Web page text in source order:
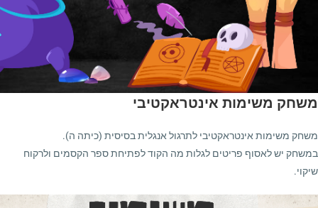
משחק משימות אינטראקטיבי
משחק משימות אינטראקטיבי לתרגול אנגלית בסיסית (כיתה ה).
במשחק יש לאסוף פריטים לגלות מה הקוד לפתיחת ספר הקסמים ולרקוח
שיקוי.